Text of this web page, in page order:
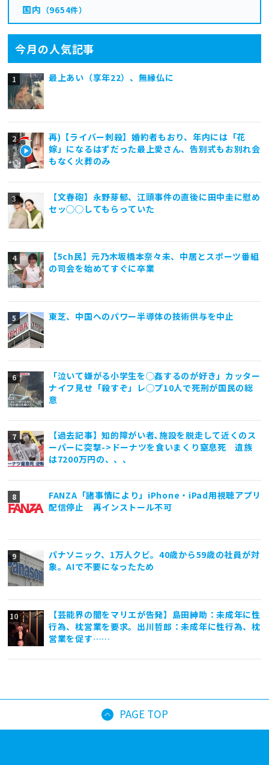
国内 （9654件）
今月の人気記事
最上あい（享年22）、無縁仏に
再)【ライバー刺殺】婚約者もおり、年内には「花
嫁」になるはずだった最上愛さん、告別式もお別れ会
もなく火葬のみ
【文春砲】永野芽郁、江頭事件の直後に田中圭に慰め
セッ◯◯してもらっていた
【5ch民】元乃木坂橋本奈々未、中居とスポーツ番組
の司会を始めてすぐに卒業
東芝、中国へのパワー半導体の技術供与を中止
「泣いて嫌がる小学生を◯姦するのが好き」カッター
ナイフ見せ「殺すぞ」レ◯プ10人で死刑が国民の総
意
【過去記事】知的障がい者､施設を脱走して近くのス
ーパーに突撃->ドーナツを食いまくり窒息死 遺族
は7200万円の、、、
FANZA「諸事情により」iPhone・iPad用視聴アプリ
配信停止 再インストール不可
パナソニック、1万人クビ。40歳から59歳の社員が対
象。AIで不要になったため
【芸能界の闇をマリエが告発】島田紳助：未成年に性
行為、枕営業を要求。出川哲郎：未成年に性行為、枕
営業を促す……
PAGE TOP